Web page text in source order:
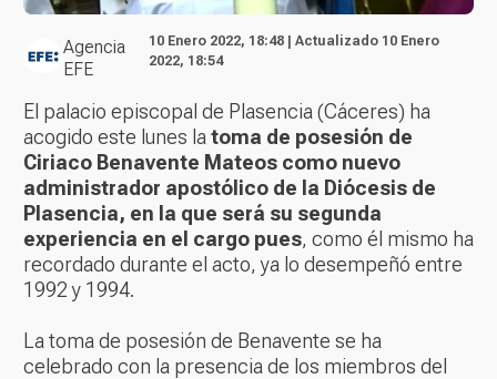
Agencia
EFE
10 Enero 2022, 18:48 | Actualizado 10 Enero
2022, 18:54
El palacio episcopal de Plasencia (Cáceres) ha
acogido este lunes la toma de posesión de
Ciriaco Benavente Mateos como nuevo
administrador apostólico de la Diócesis de
Plasencia, en la que será su segunda
experiencia en el cargo pues, como él mismo ha
recordado durante el acto, ya lo desempeñó entre
1992 y 1994.
La toma de posesión de Benavente se ha
celebrado con la presencia de los miembros del